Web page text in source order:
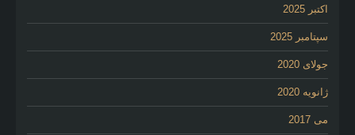
اکتبر 2025
سپتامبر 2025
جولای 2020
ژانویه 2020
می 2017